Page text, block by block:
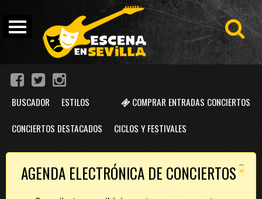
COMPRAR ENTRADAS CONCIERTOS
BUSCADOR ESTILOS
CONCIERTOS DESTACADOS CICLOS Y FESTIVALES
×
AGENDA ELECTRÓNICA DE CONCIERTOS